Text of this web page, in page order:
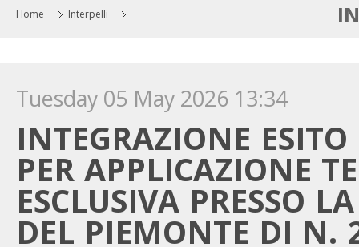
Home Interpelli
Tuesday 05 May 2026 13:34
INTEGRAZIONE
PER APPLICAZIONE
ESCLUSIVA PRESSO
DEL PIEMONTE DI N.